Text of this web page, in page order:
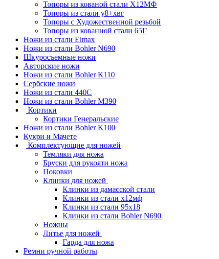
Топоры из кованой стали Х12МФ
Топоры из стали у8+хвг
Топоры с Художественной резьбой
Топоры из кованной стали 65Г
Ножи из стали Elmax
Ножи из стали Bohler N690
Шкуросъемные ножи
Авторские ножи
Ножи из стали Bohler K110
Сербские ножи
Ножи из стали 440С
Ножи из стали Bohler M390
Кортики
Кортики Генеральские
Ножи из стали Bohler K100
Кукри и Мачете
Комплектующие для ножей
Темляки для ножа
Бруски для рукояти ножа
Поковки
Клинки для ножей
Клинки из дамасской стали
Клинки из стали х12мф
Клинки из стали 95х18
Клинки из стали Bohler N690
Ножны
Литье для ножей
Гарда для ножа
Ремни ручной работы